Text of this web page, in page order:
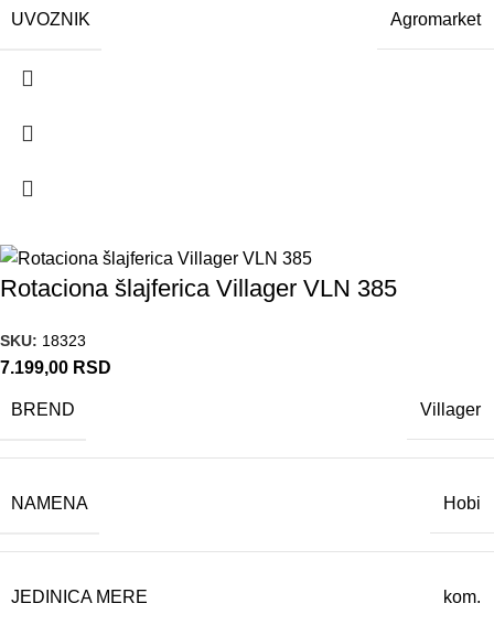
UVOZNIK Agromarket
Rotaciona šlajferica Villager VLN 385
SKU: 18323
7.199,00 RSD
BREND Villager
NAMENA Hobi
JEDINICA MERE kom.